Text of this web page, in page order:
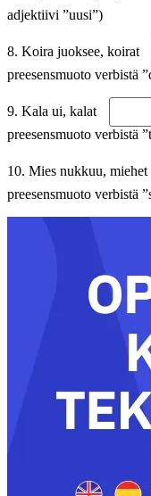
adjektiivi ”uusi”)
8. Koira juoksee, koirat
preesensmuoto verbistä
9. Kala ui, kalat
preesensmuoto verbistä
10. Mies nukkuu, miehet
preesensmuoto verbistä